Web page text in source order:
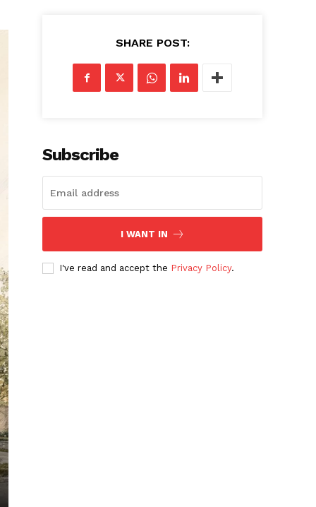
SHARE POST:
Subscribe
I WANT IN
I've read and accept the Privacy Policy.